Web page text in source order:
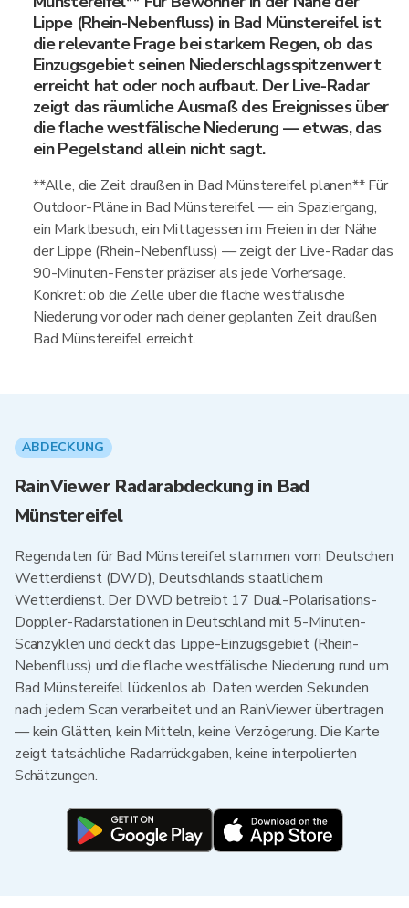
Lippe (Rhein-Nebenfluss) in Bad Münstereifel ist
die relevante Frage bei starkem Regen, ob das
Einzugsgebiet seinen Niederschlagsspitzenwert
erreicht hat oder noch aufbaut. Der Live-Radar
zeigt das räumliche Ausmaß des Ereignisses über
die flache westfälische Niederung — etwas, das
ein Pegelstand allein nicht sagt.
**Alle, die Zeit draußen in Bad Münstereifel planen** Für
Outdoor-Pläne in Bad Münstereifel — ein Spaziergang,
ein Marktbesuch, ein Mittagessen im Freien in der Nähe
der Lippe (Rhein-Nebenfluss) — zeigt der Live-Radar das
90-Minuten-Fenster präziser als jede Vorhersage.
Konkret: ob die Zelle über die flache westfälische
Niederung vor oder nach deiner geplanten Zeit draußen
Bad Münstereifel erreicht.
ABDECKUNG
RainViewer Radarabdeckung in Bad
Münstereifel
Regendaten für Bad Münstereifel stammen vom Deutschen
Wetterdienst (DWD), Deutschlands staatlichem
Wetterdienst. Der DWD betreibt 17 Dual-Polarisations-
Doppler-Radarstationen in Deutschland mit 5-Minuten-
Scanzyklen und deckt das Lippe-Einzugsgebiet (Rhein-
Nebenfluss) und die flache westfälische Niederung rund um
Bad Münstereifel lückenlos ab. Daten werden Sekunden
nach jedem Scan verarbeitet und an RainViewer übertragen
— kein Glätten, kein Mitteln, keine Verzögerung. Die Karte
zeigt tatsächliche Radarrückgaben, keine interpolierten
Schätzungen.